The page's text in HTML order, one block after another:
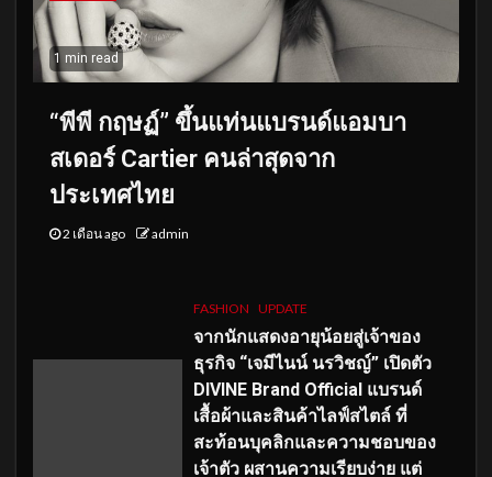
1 min read
“พีพี กฤษฏ์” ขึ้นแท่นแบรนด์แอมบา
สเดอร์ Cartier คนล่าสุดจาก
ประเทศไทย
2 เดือน ago admin
FASHION UPDATE
จากนักแสดงอายุน้อยสู่เจ้าของ
ธุรกิจ “เจมีไนน์ นรวิชญ์” เปิดตัว
DIVINE Brand Official แบรนด์
เสื้อผ้าและสินค้าไลฟ์สไตล์ ที่
สะท้อนบุคลิกและความชอบของ
เจ้าตัว ผสานความเรียบง่าย แต่